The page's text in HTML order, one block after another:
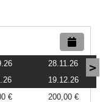
>
28.11.26
19.12.26
€
200,00 €